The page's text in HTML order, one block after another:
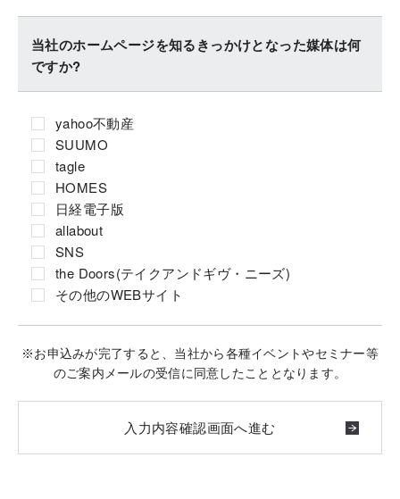
当社のホームページを知るきっかけとなった媒体は何
ですか?
yahoo不動産
SUUMO
tagle
HOMES
日経電子版
allabout
SNS
the Doors(テイクアンドギヴ・ニーズ)
その他のWEBサイト
※お申込みが完了すると、当社から各種イベントやセミナー等
のご案内メールの受信に同意したこととなります。